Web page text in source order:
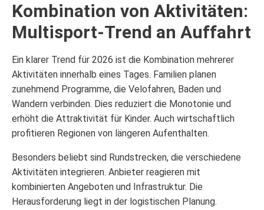
Kombination von Aktivitäten:
Multisport-Trend an Auffahrt
Ein klarer Trend für 2026 ist die Kombination mehrerer
Aktivitäten innerhalb eines Tages. Familien planen
zunehmend Programme, die Velofahren, Baden und
Wandern verbinden. Dies reduziert die Monotonie und
erhöht die Attraktivität für Kinder. Auch wirtschaftlich
profitieren Regionen von längeren Aufenthalten.
Besonders beliebt sind Rundstrecken, die verschiedene
Aktivitäten integrieren. Anbieter reagieren mit
kombinierten Angeboten und Infrastruktur. Die
Herausforderung liegt in der logistischen Planung.